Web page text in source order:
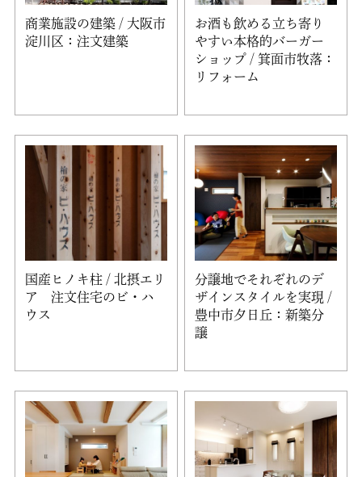
商業施設の建築 / 大阪市
淀川区：注文建築
お酒も飲める立ち寄り
やすい本格的バーガー
ショップ / 箕面市牧落：
リフォーム
国産ヒノキ柱 / 北摂エリ
ア 注文住宅のビ・ハ
ウス
分譲地でそれぞれのデ
ザインスタイルを実現 /
豊中市夕日丘：新築分
譲